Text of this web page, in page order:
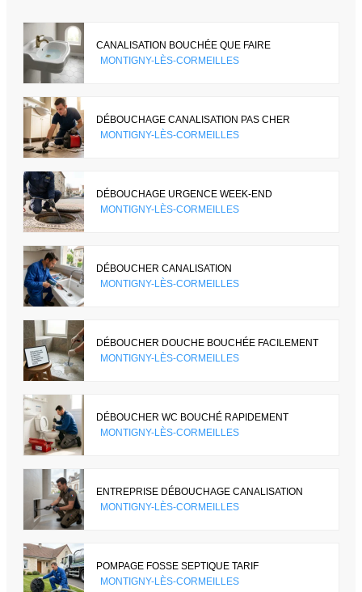
CANALISATION BOUCHÉE QUE FAIRE
MONTIGNY-LÈS-CORMEILLES
DÉBOUCHAGE CANALISATION PAS CHER
MONTIGNY-LÈS-CORMEILLES
DÉBOUCHAGE URGENCE WEEK-END
MONTIGNY-LÈS-CORMEILLES
DÉBOUCHER CANALISATION
MONTIGNY-LÈS-CORMEILLES
DÉBOUCHER DOUCHE BOUCHÉE FACILEMENT
MONTIGNY-LÈS-CORMEILLES
DÉBOUCHER WC BOUCHÉ RAPIDEMENT
MONTIGNY-LÈS-CORMEILLES
ENTREPRISE DÉBOUCHAGE CANALISATION
MONTIGNY-LÈS-CORMEILLES
POMPAGE FOSSE SEPTIQUE TARIF
MONTIGNY-LÈS-CORMEILLES